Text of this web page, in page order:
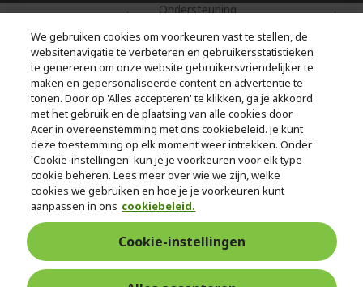
Gratis
bezorging
Ondersteuning
aankoop
Met 0%
Rente
© 2026 Acer Inc.
CPYou BV is de erkende reseller van de producten en diensten die
in deze winkel worden aangeboden.
Nederland
We gebruiken cookies om voorkeuren vast te stellen, de
websitenavigatie te verbeteren en gebruikersstatistieken
te genereren om onze website gebruikersvriendelijker te
maken en gepersonaliseerde content en advertentie te
tonen. Door op 'Alles accepteren' te klikken, ga je akkoord
met het gebruik en de plaatsing van alle cookies door
Acer in overeenstemming met ons cookiebeleid. Je kunt
deze toestemming op elk moment weer intrekken. Onder
'Cookie-instellingen' kun je je voorkeuren voor elk type
cookie beheren. Lees meer over wie we zijn, welke
cookies we gebruiken en hoe je je voorkeuren kunt
aanpassen in ons cookiebeleid.
Cookie-instellingen